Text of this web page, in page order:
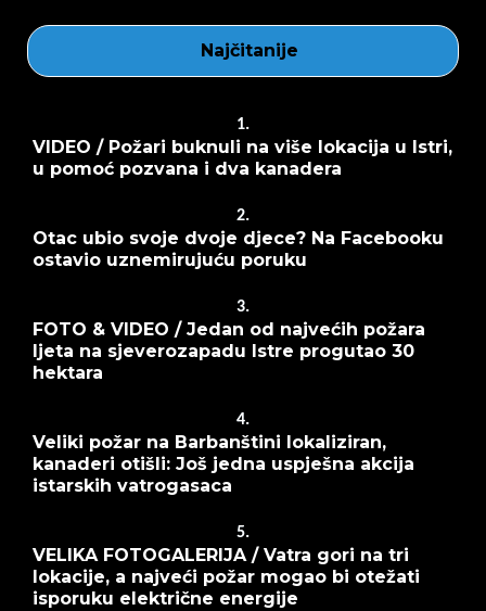
Najčitanije
1.
VIDEO / Požari buknuli na više lokacija u Istri,
u pomoć pozvana i dva kanadera
2.
Otac ubio svoje dvoje djece? Na Facebooku
ostavio uznemirujuću poruku
3.
FOTO & VIDEO / Jedan od najvećih požara
ljeta na sjeverozapadu Istre progutao 30
hektara
4.
Veliki požar na Barbanštini lokaliziran,
kanaderi otišli: Još jedna uspješna akcija
istarskih vatrogasaca
5.
VELIKA FOTOGALERIJA / Vatra gori na tri
lokacije, a najveći požar mogao bi otežati
isporuku električne energije